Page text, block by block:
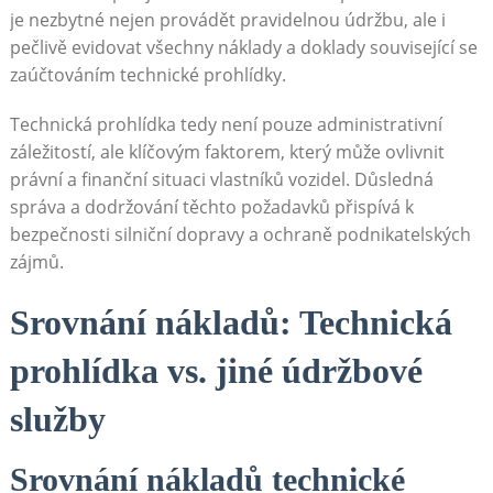
je nezbytné nejen provádět pravidelnou údržbu, ale i
pečlivě evidovat všechny náklady a doklady související se
zaúčtováním technické prohlídky.
Technická prohlídka tedy není pouze administrativní
záležitostí, ale klíčovým faktorem, který může ovlivnit
právní a finanční situaci vlastníků vozidel. Důsledná
správa a dodržování těchto požadavků přispívá k
bezpečnosti silniční dopravy a ochraně podnikatelských
zájmů.
Srovnání nákladů: Technická
prohlídka vs. jiné údržbové
služby
Srovnání nákladů technické